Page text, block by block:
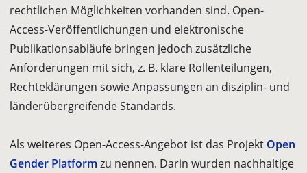
rechtlichen Mög­lichkeiten vorhanden sind. Open-
Access-Veröffentlichungen und elektronische
Publikationsabläufe bringen jedoch zusätzliche
Anforderungen mit sich, z. B. klare Rollenteilungen,
Rechteklärungen sowie Anpassungen an disziplin- und
länder­übergreifende Standards.
Als weiteres Open-Access-Angebot ist das Projekt Open
Gender Platform zu nennen. Darin wurden nachhaltige